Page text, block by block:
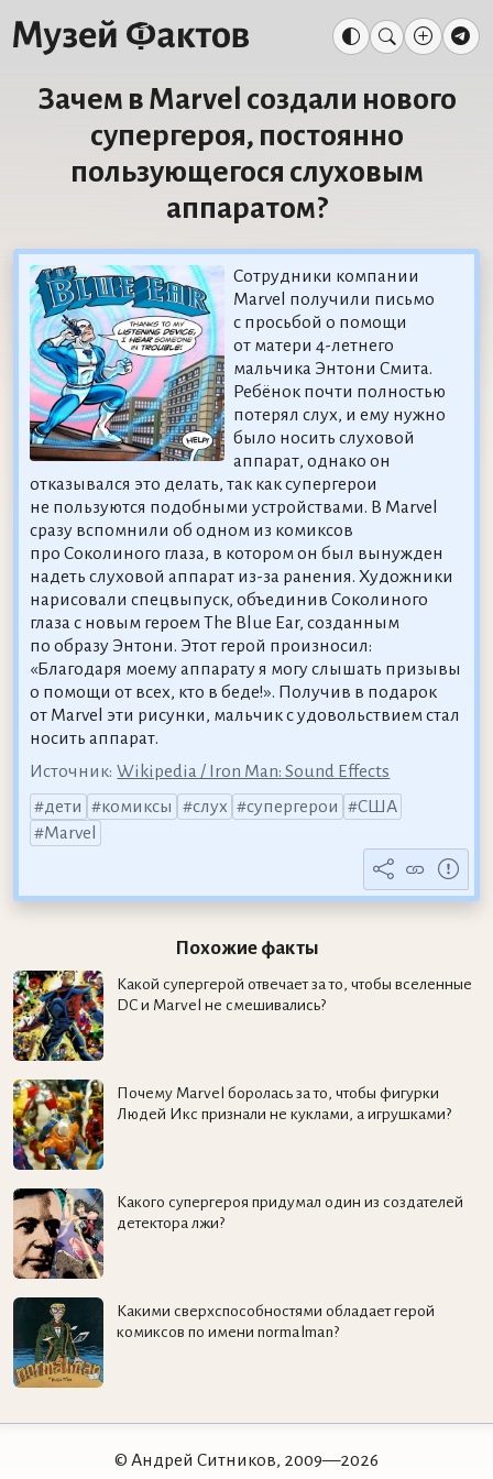
Зачем в Marvel создали нового
супергероя, постоянно
пользующегося слуховым
аппаратом?
Сотрудники компании
Marvel получили письмо
с просьбой о помощи
от матери 4-летнего
мальчика Энтони Смита.
Ребёнок почти полностью
потерял слух, и ему нужно
было носить слуховой
аппарат, однако он
отказывался это делать, так как супергерои
не пользуются подобными устройствами. В Marvel
сразу вспомнили об одном из комиксов
про Соколиного глаза, в котором он был вынужден
надеть слуховой аппарат из-за ранения. Художники
нарисовали спецвыпуск, объединив Соколиного
глаза с новым героем The Blue Ear, созданным
по образу Энтони. Этот герой произносил:
«Благодаря моему аппарату я могу слышать призывы
о помощи от всех, кто в беде!». Получив в подарок
от Marvel эти рисунки, мальчик с удовольствием стал
носить аппарат.
Источник: Wikipedia / Iron Man: Sound Effects
дети
комиксы слух супергерои
США
Marvel
Похожие факты
Какой супергерой отвечает за то, чтобы вселенные
DC и Marvel не смешивались?
Почему Marvel боролась за то, чтобы фигурки
Людей Икс признали не куклами, а игрушками?
Какого супергероя придумал один из создателей
детектора лжи?
Какими сверхспособностями обладает герой
комиксов по имени normalman?
© Андрей Ситников, 2009—2026